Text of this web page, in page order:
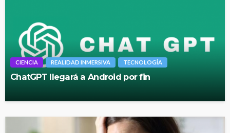
CIENCIA REALIDAD INMERSIVA TECNOLOGÍA
ChatGPT llegará a Android por fin